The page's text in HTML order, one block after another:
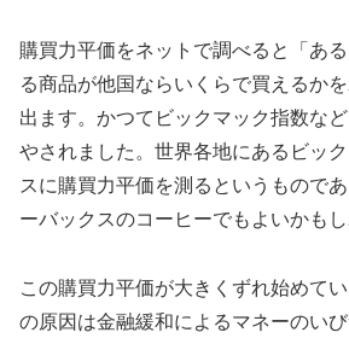
購買力平価をネットで調べると「あ
る商品が他国ならいくらで買えるか
出ます。かつてビックマック指数な
やされました。世界各地にあるビッ
スに購買力平価を測るというもので
ーバックスのコーヒーでもよいかもし
この購買力平価が大きくずれ始めて
の原因は金融緩和によるマネーのい